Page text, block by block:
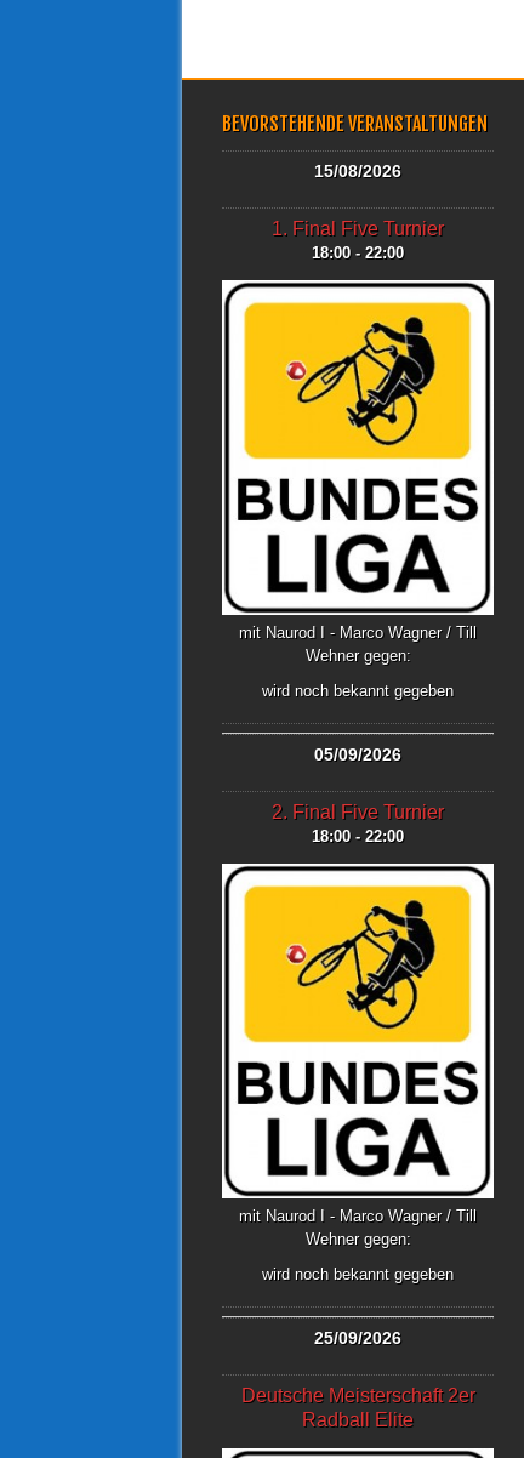
BEVORSTEHENDE VERANSTALTUNGEN
15/08/2026
1. Final Five Turnier
18:00 - 22:00
mit Naurod I - Marco Wagner / Till
Wehner gegen:
wird noch bekannt gegeben
05/09/2026
2. Final Five Turnier
18:00 - 22:00
mit Naurod I - Marco Wagner / Till
Wehner gegen:
wird noch bekannt gegeben
25/09/2026
Deutsche Meisterschaft 2er
Radball Elite